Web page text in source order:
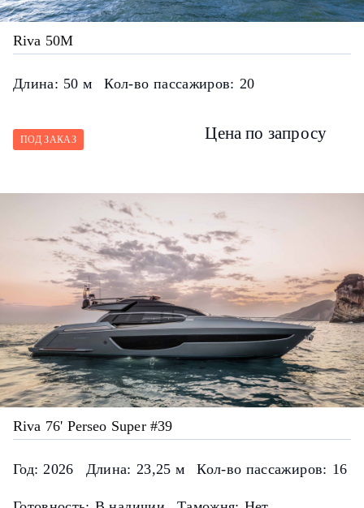
Riva 50M
Длина: 50 м Кол-во пассажиров: 20
ПОД ЗАКАЗ Цена по запросу
Riva 76' Perseo Super #39
Год: 2026 Длина: 23,25 м Кол-во пассажиров: 16